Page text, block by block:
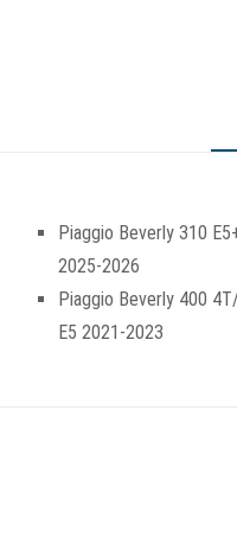
Piaggio Beverly 310
2025-2026
Piaggio Beverly 400
E5 2021-2023